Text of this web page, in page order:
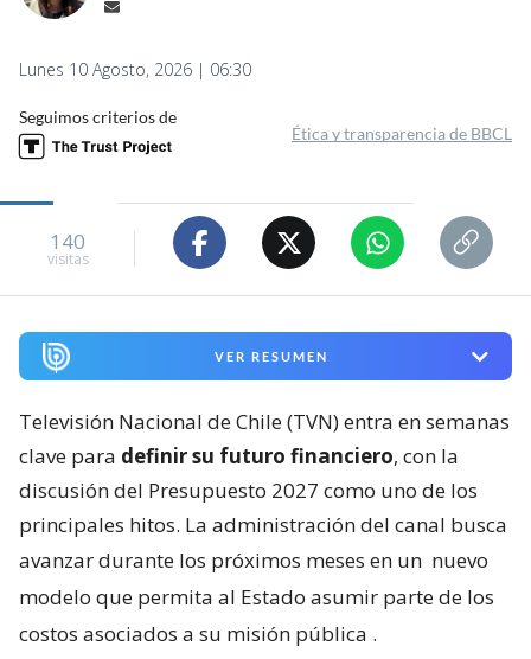
Lunes 10 Agosto, 2026 | 06:30
Seguimos criterios de
Ética y transparencia de BBCL
140
visitas
VER RESUMEN
Televisión Nacional de Chile (TVN) entra en semanas
clave para definir su futuro financiero, con la
discusión del Presupuesto 2027 como uno de los
principales hitos. La administración del canal busca
avanzar durante los próximos meses en un nuevo
modelo que permita al Estado asumir parte de los
costos asociados a su misión pública .